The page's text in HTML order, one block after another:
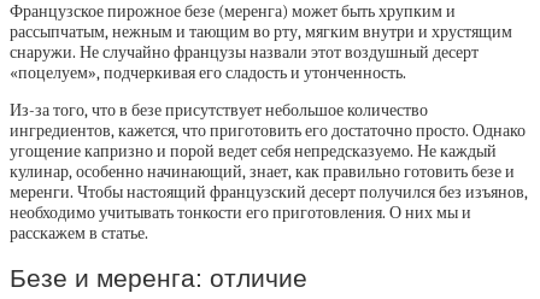
Французское пирожное безе (меренга) может быть хрупким и
рассыпчатым, нежным и тающим во рту, мягким внутри и хрустящим
снаружи. Не случайно французы назвали этот воздушный десерт
«поцелуем», подчеркивая его сладость и утонченность.
Из-за того, что в безе присутствует небольшое количество
ингредиентов, кажется, что приготовить его достаточно просто. Однако
угощение капризно и порой ведет себя непредсказуемо. Не каждый
кулинар, особенно начинающий, знает, как правильно готовить безе и
меренги. Чтобы настоящий французский десерт получился без изъянов,
необходимо учитывать тонкости его приготовления. О них мы и
расскажем в статье.
Безе и меренга: отличие